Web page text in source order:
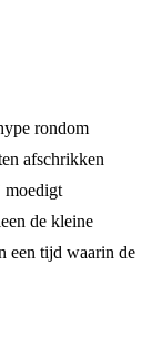
rondom
afschrikken
moedigt
de kleine
een tijd waarin de